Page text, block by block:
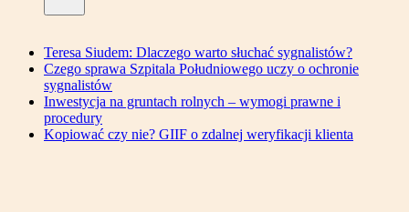
Teresa Siudem: Dlaczego warto słuchać sygnalistów?
Czego sprawa Szpitala Południowego uczy o ochronie
sygnalistów
Inwestycja na gruntach rolnych – wymogi prawne i
procedury
Kopiować czy nie? GIIF o zdalnej weryfikacji klienta